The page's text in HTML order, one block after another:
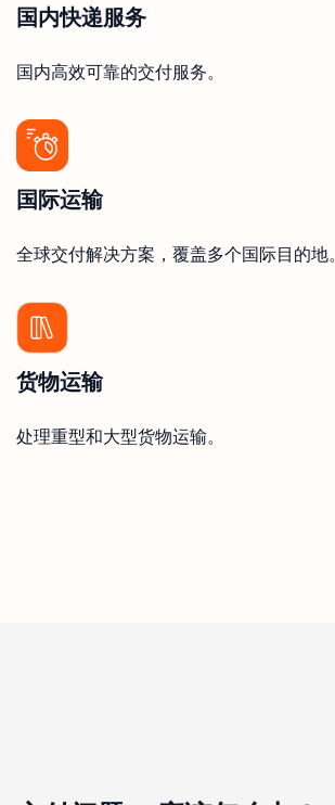
国内快递服务
国内高效可靠的交付服务。
国际运输
全球交付解决方案，覆盖多个国际目的地。
货物运输
处理重型和大型货物运输。